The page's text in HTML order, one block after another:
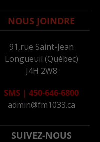
NOUS JOINDRE
91,rue Saint-Jean
Longueuil (Québec)
J4H 2W8
SMS | 450-646-6800
admin@fm1033.ca
SUIVEZ-NOUS